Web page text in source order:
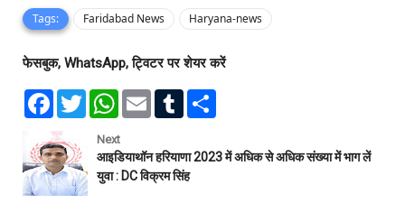
Tags: Faridabad News Haryana-news
फेसबुक, WhatsApp, ट्विटर पर शेयर करें
F
e
b
o
o
k
T
w
e
r
W
t
s
A
p
E
l
T
l
r
e
Next
आइडियाथॉन हरियाणा 2023 में अधिक से अधिक संख्या में भाग लें
युवा : DC विक्रम सिंह